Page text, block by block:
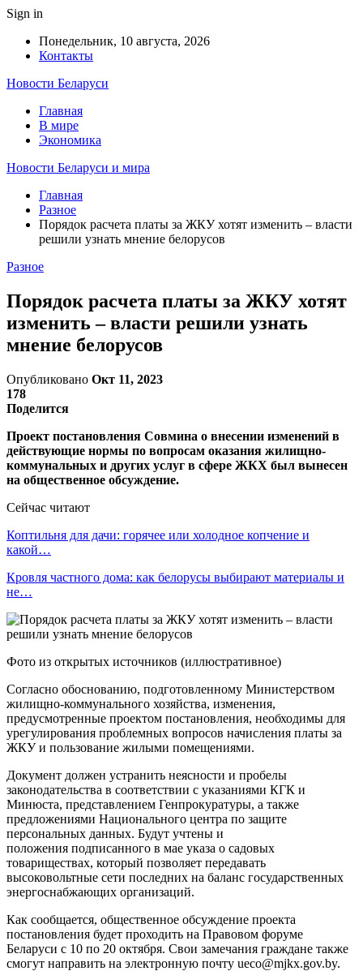
Sign in
Понедельник, 10 августа, 2026
Контакты
Новости Беларуси
Главная
В мире
Экономика
Новости Беларуси и мира
Главная
Разное
Порядок расчета платы за ЖКУ хотят изменить – власти
решили узнать мнение белорусов
Разное
Порядок расчета платы за ЖКУ хотят
изменить – власти решили узнать
мнение белорусов
Опубликовано Окт 11, 2023
178
Поделится
Проект постановления Совмина о внесении изменений в
действующие нормы по вопросам оказания жилищно-
коммунальных и других услуг в сфере ЖКХ был вынесен
на общественное обсуждение.
Сейчас читают
Коптильня для дачи: горячее или холодное копчение и
какой…
Кровля частного дома: как белорусы выбирают материалы и
не…
Фото из открытых источников (иллюстративное)
Согласно обоснованию, подготовленному Министерством
жилищно-коммунального хозяйства, изменения,
предусмотренные проектом постановления, необходимы для
урегулирования проблемных вопросов начисления платы за
ЖКУ и пользование жилыми помещениями.
Документ должен устранить неясности и пробелы
законодательства в соответствии с указаниями КГК и
Минюста, представлением Генпрокуратуры, а также
предложениями Национального центра по защите
персональных данных. Будут учтены и
положения подписанного в мае указа о садовых
товариществах, который позволяет передавать
высоковольтные сети последних на баланс государственных
энергоснабжающих организаций.
Как сообщается, общественное обсуждение проекта
постановления будет проходить на Правовом форуме
Беларуси с 10 по 20 октября. Свои замечания граждане также
смогут направить на электронную почту ueco@mjkx.gov.by.